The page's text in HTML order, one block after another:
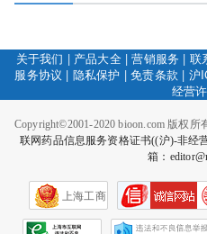
关于我们 | 产品大全|营销服务 | 联
服务协议 | 隐私保护 |免责条款 | 沪
经营
Copyright©2001-2020 bioon.com 版权
联网药品信息服务资格证书((沪)-非经
箱：
上海工商